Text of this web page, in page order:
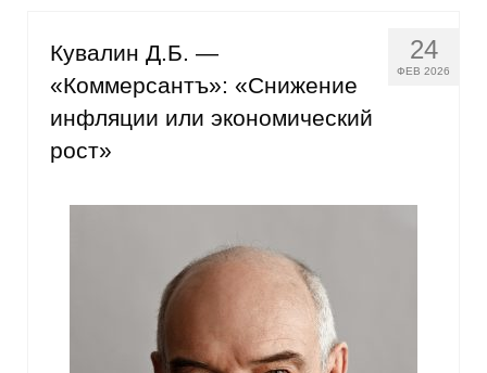
Российская Система Климатического
Мониторинга
Центр «Климатическая политика и
экономика России»
Образование и карьера
Кафедра МФТИ
Кафедра МАДИ
Аспирантура
24
ФЕВ 2026
Кувалин Д.Б. —
«Коммерсантъ»: «Снижение
инфляции или экономический
рост»